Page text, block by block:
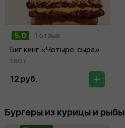
5.0 1 отзыв
Биг кинг «Четыре сыра»
180 г
12 руб.
Бургеры из курицы и рыбы